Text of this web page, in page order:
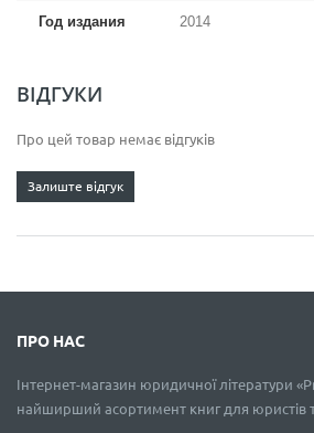
Год издания 2014
ВІДГУКИ
Про цей товар немає відгуків
Залиште відгук
ПРО НАС
Інтернет-магазин юридичної літератури
найширший асортимент книг для юристів